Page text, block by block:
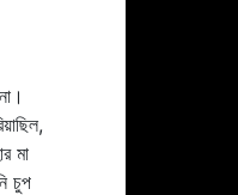
মা
চুপ